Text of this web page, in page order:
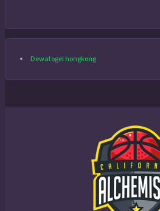
Dewatogel hongkong